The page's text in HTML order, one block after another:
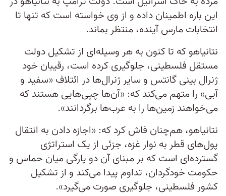
این باره اطمینان داده و از وی خواسته است که تنها تا
انتخابات مارس آینده، منتظر بماند.
نتانیاهو که تا کنون به هر وسیله‌ای از تشکیل دولت
مستقل فلسطینی، جلوگیری کرده است، رقیبان خود
ژنرال بینی گانتس و سایر ژنرال‌ها در ائتلاف «سفید و
آبی» را متهم می‌کند که: «آن‌ها چپی‌هایی هستند که
می‌خواهند زمین‌ها را به عرب‌ها برگردانند».
نتانیاهو، هم‌چنان فاش کرد که: «اجازه دادن به انتقال
پول‌های قطر به نوار غزه، جزئی از یک استراتژی
گسترده‌ای است که بر مبنای آن دو پارگی میان حماس و
حکومت خودگردان، تداوم پیدا می‌کند و از تشکیل
کشور فلسطینی، جلوگیری صورت می‌گیرد».